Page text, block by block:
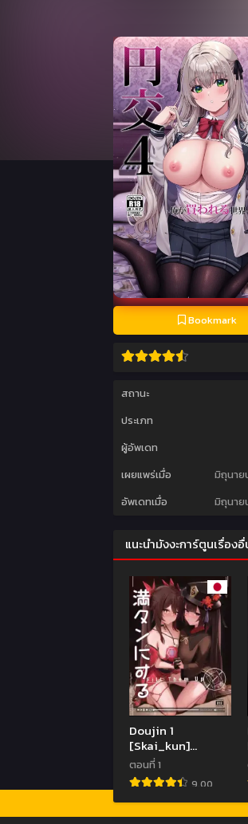
Bookmark
สถานะ
ประเภท
ผู้อัพเดท
เผยแพร่เมื่อ
มิถุนาย
อัพเดทเมื่อ
มิถุนาย
แนะนำมังงะการ์ตูนเรื่อง
Doujin 1
[Skai_kun]
Mantan ni Suru!!!
– Fill Them Up
(Genshin Impact,
Honkai Star Rail)
ตอนที่ 1
9.00